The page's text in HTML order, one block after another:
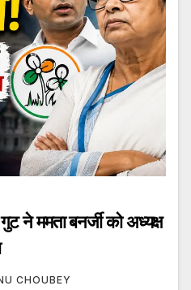
ने ममता बनर्जी को अध्यक्ष
CHOUBEY